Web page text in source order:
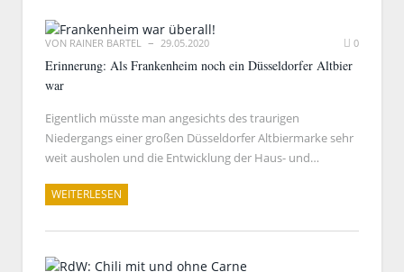
VON RAINER BARTEL 29.05.2020 0
Erinnerung: Als Frankenheim noch ein Düsseldorfer Altbier
war
Eigentlich müsste man angesichts des traurigen
Niedergangs einer großen Düsseldorfer Altbiermarke sehr
weit ausholen und die Entwicklung der Haus- und…
WEITERLESEN